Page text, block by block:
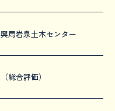
局岩泉土木センター
総合評価）